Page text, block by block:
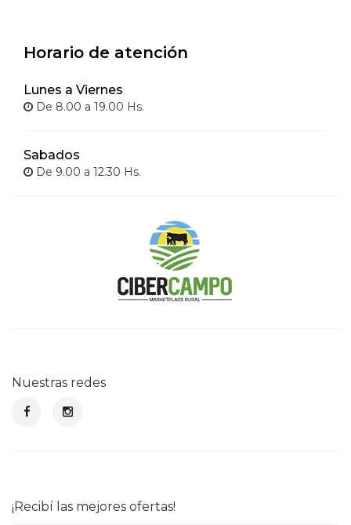
Horario de atención
Lunes a Viernes
De 8.00 a 19.00 Hs.
Sabados
De 9.00 a 12.30 Hs.
Nuestras redes
¡Recibí las mejores ofertas!